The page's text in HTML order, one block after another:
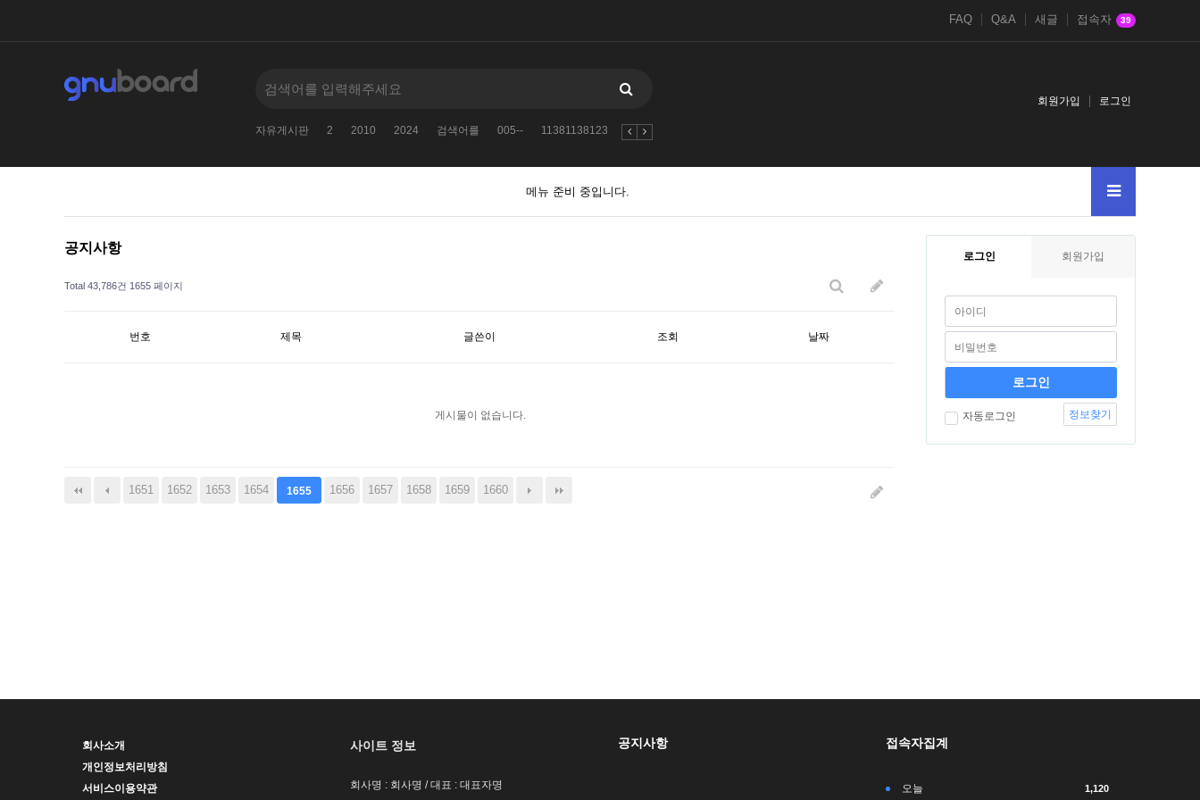
FAQ Q&A 새글 접속자 39
자유게시판 2 2010 2024 검색어를 005-- 11381138123 자유게시판
회원가입 로그인
메뉴 준비 중입니다.
공지사항
Total 43,786건 1655 페이지
번호 제목 글쓴이 조회 날짜
게시물이 없습니다.
1651 1652 1653 1654 1655 1656 1657 1658 1659 1660
다음 맨끝
로그인 회원가입
자동로그인 정보찾기
회사소개
개인정보처리방침
서비스이용약관
사이트 정보
회사명 : 회사명 / 대표 : 대표자명
공지사항 접속자집계
오늘 1,120